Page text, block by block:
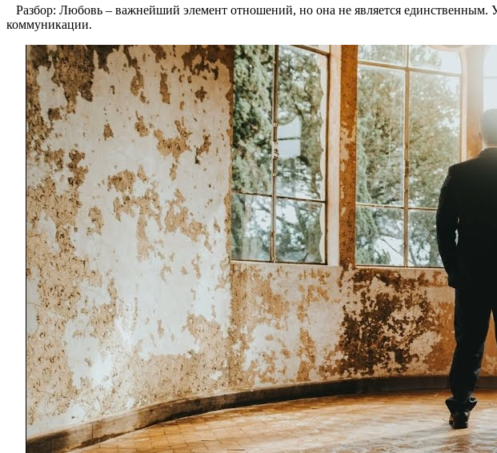
Разбор: Любовь – важнейший элемент отношений, но она не является
коммуникации.